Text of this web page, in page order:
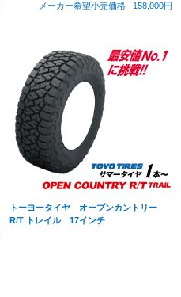
メーカー希望小売価格 158,000円
トーヨータイヤ オープンカントリー
R/T トレイル 17インチ